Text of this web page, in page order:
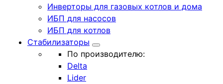
Инверторы для газовых котлов и дома
ИБП для насосов
ИБП для котлов
Стабилизаторы
По производителю:
Delta
Lider